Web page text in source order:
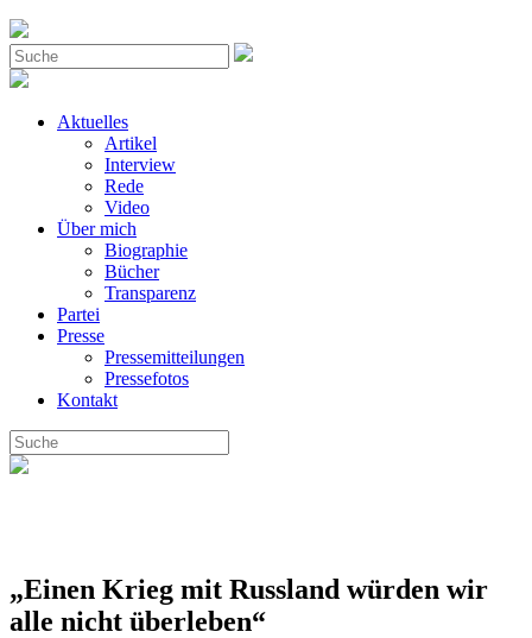
Aktuelles
Artikel
Interview
Rede
Video
Über mich
Biographie
Bücher
Transparenz
Partei
Presse
Pressemitteilungen
Pressefotos
Kontakt
„Einen Krieg mit Russland würden wir
alle nicht überleben“